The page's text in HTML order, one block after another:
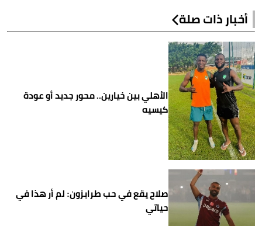
أخبار ذات صلة
الأهلي بين خيارين.. محور جديد أو عودة
كيسيه
صلاح يقع في حب طرابزون: لم أر هذا في
حياتي